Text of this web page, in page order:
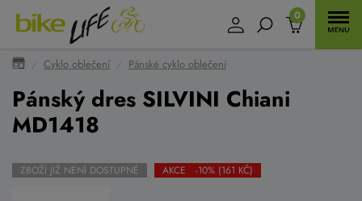
0
Cyklo oblečení Pánské cyklo oblečení
Pánský dres SILVINI Chiani
MD1418
ZBOŽÍ JIŽ NENÍ DOSTUPNÉ AKCE -10% (161 KČ)